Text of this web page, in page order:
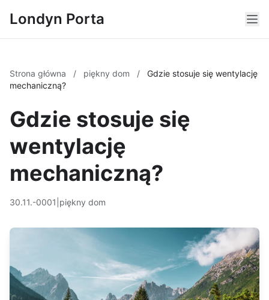
Londyn Porta
Strona główna / piękny dom /
Gdzie stosuje się wentylację
mechaniczną?
Gdzie stosuje się
wentylację
mechaniczną?
30.11.-0001 piękny dom